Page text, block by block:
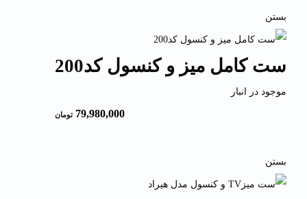
بستن
ست کامل میز و کنسول کد200
موجود در انبار
79,980,000 تومان
بستن